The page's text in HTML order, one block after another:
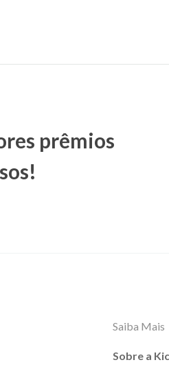
prêmios
Saiba Mais
Sobre a